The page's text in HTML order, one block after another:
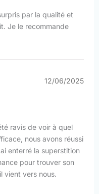
par la qualité et
Je le recommande
12/06/2025
ravis de voir à quel
nous avons réussi
enterré la superstition
pour trouver son
vient vers nous.